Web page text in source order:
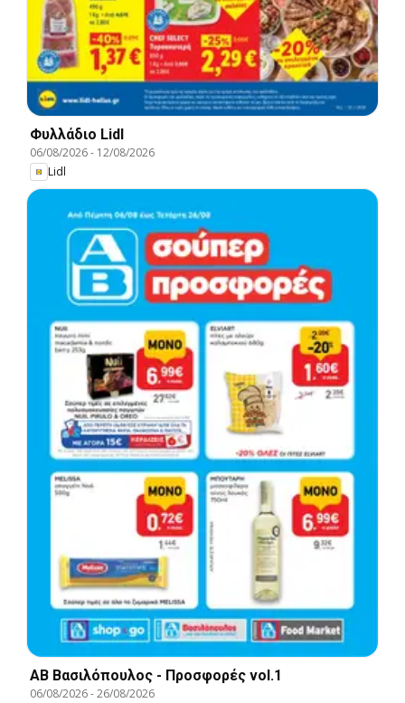
Φυλλάδιο Lidl
06/08/2026- 12/08/2026
Lidl
ΑΒ Βασιλόπουλος - Προσφορές vol.1
06/08/2026-26/08/2026